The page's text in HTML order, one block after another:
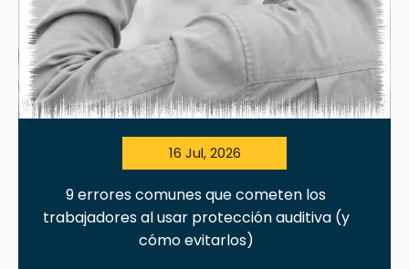
16 Jul, 2026
9 errores comunes que cometen los
trabajadores al usar protección auditiva (y
cómo evitarlos)